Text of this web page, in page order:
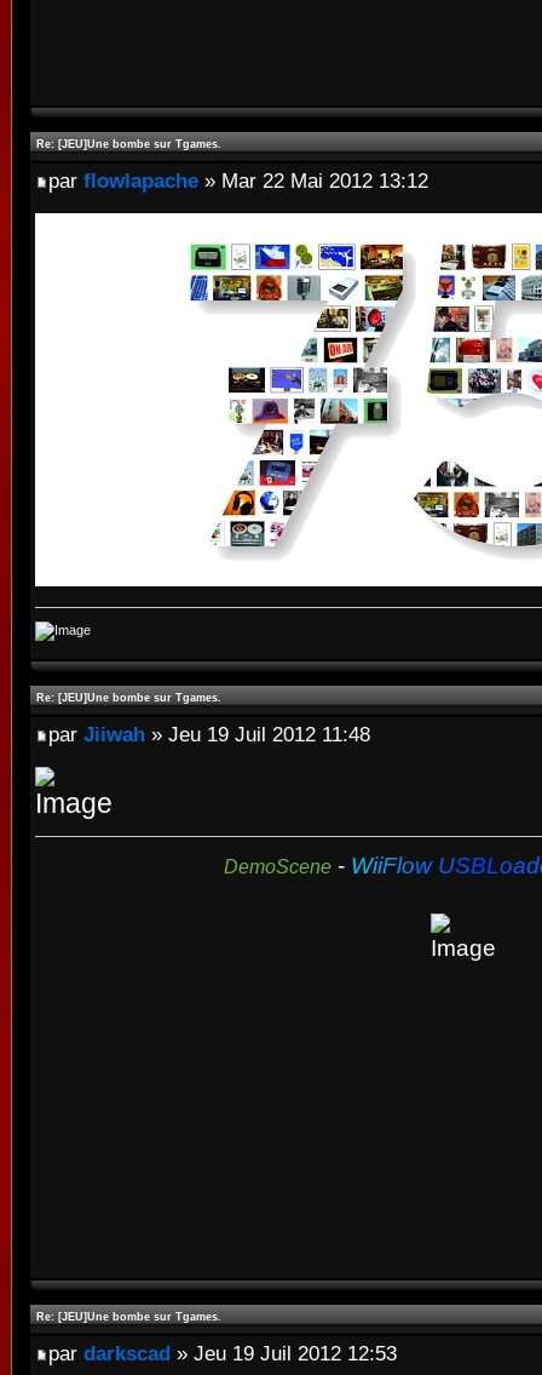
Re: [JEU]Une bombe sur Tgames.
par flowlapache » Mar 22 Mai 2012 13:12
Re: [JEU]Une bombe sur Tgames.
par Jiiwah » Jeu 19 Juil 2012 11:48
DemoScene - WiiFlow USBLoad
Re: [JEU]Une bombe sur Tgames.
par darkscad » Jeu 19 Juil 2012 12:53